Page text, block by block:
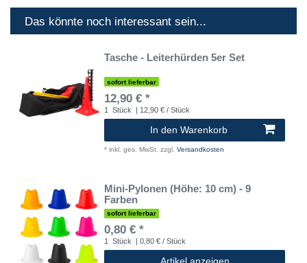
Das könnte noch interessant sein...
Tasche - Leiterhürden 5er Set
sofort lieferbar
12,90 € *
1 Stück | 12,90 € / Stück
In den Warenkorb
* inkl. ges. MwSt. zzgl. Versandkosten
Mini-Pylonen (Höhe: 10 cm) - 9
Farben
sofort lieferbar
0,80 € *
1 Stück | 0,80 € / Stück